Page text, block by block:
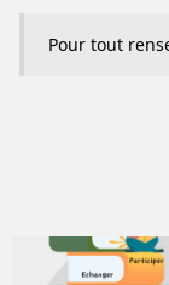
Pour tout